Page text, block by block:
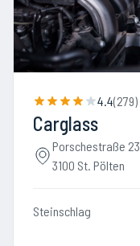
4.4(279)
Carglass
Porschestraße 23
3100 St. Pölten
Steinschlag